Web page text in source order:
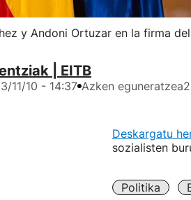
y Andoni Ortuzar en la firma
| EITB
11/10 - 14:37 Azken eguneratzea
Deskargatu
sozialisten
Politika